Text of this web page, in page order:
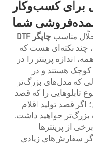
برای کسب‌وکار
شما
حلّال مناسب چاپگر DTF
چند نکته‌ای هست که
اندازه پرینتر را در
کوچک هستند و در
که مدل‌های بزرگ‌تر
تابلوهایی را که قصد
اگر قصد تولید اقلام
بزرگ‌تر خواهید داشت.
از پرینترها
سفارش‌های زیادی